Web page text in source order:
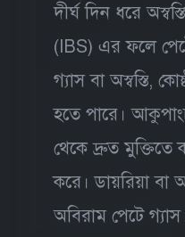
দীর্ঘ দিন ধরে
(IBS) এর ফলে
গ্যাস বা অস্বস্তি,
হতে পারে।
থেকে দ্রুত মুক্তিতে
করে। ডায়রিয়া
অবিরাম পেটে